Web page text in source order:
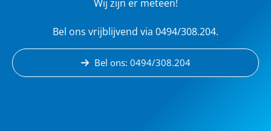
Bel ons vrijblijvend via 0494/308.204.
Bel ons: 0494/308.204